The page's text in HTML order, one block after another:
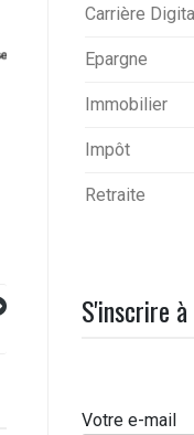
Carrière
Epargne
Immobilier
Impôt
Retraite
S'inscrire
Votre e-mail